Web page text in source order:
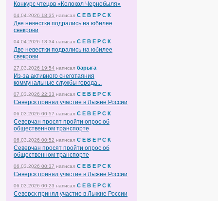
Конкурс чтецов «Колокол Чернобыля»
04.04.2026 18:35 написал С Е В Е Р С К
Две невестки подрались на юбилее
свекрови
04.04.2026 18:34 написал С Е В Е Р С К
Две невестки подрались на юбилее
свекрови
27.03.2026 19:54 написал барыга
Из-за активного снеготаяния
коммунальные службы города...
07.03.2026 22:33 написал С Е В Е Р С К
Северск принял участие в Лыжне России
06.03.2026 00:57 написал С Е В Е Р С К
Северчан просят пройти опрос об
общественном транспорте
06.03.2026 00:52 написал С Е В Е Р С К
Северчан просят пройти опрос об
общественном транспорте
06.03.2026 00:37 написал С Е В Е Р С К
Северск принял участие в Лыжне России
06.03.2026 00:23 написал С Е В Е Р С К
Северск принял участие в Лыжне России